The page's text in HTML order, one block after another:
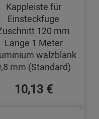
Kappleiste für
Einsteckfuge
120 mm
Länge 1 Meter
walzblank
mm (Standard)
10,13 €